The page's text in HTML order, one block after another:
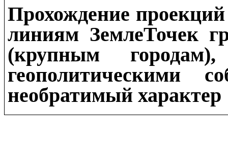
Прохождение
линиям ЗемлеТочек
(крупным городам),
геополитическими
необратимый характер